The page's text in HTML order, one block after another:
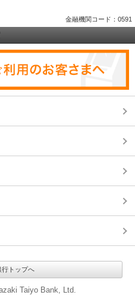
金融機関コード：0591
行トップへ
Taiyo Bank, Ltd.